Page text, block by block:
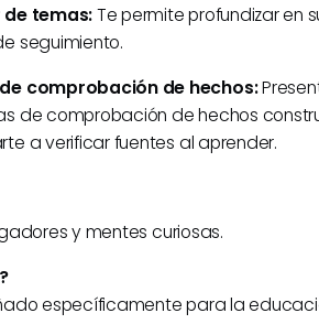
temas:Te permite profundizar en
seguimiento.
comprobación de hechos:
de comprobación de hechos
a verificar fuentes al aprender.
y mentes curiosas.
específicamente para la